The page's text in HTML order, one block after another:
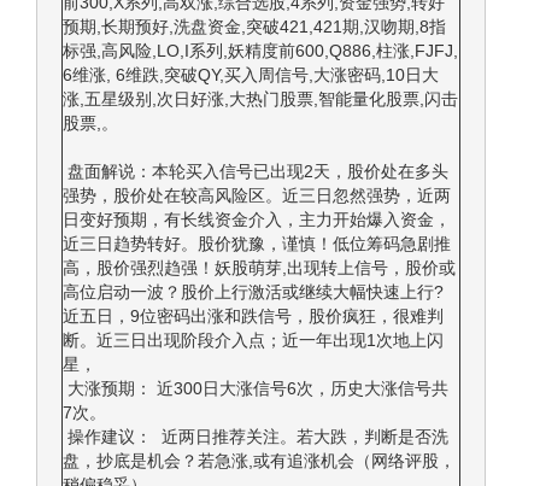
预期,长期预好,洗盘资金,突破421,421期,汉吻期,8指
标强,高风险,LO,I系列,妖精度前600,Q886,柱涨,FJFJ,
6维涨, 6维跌,突破QY,买入周信号,大涨密码,10日大
涨,五星级别,次日好涨,大热门股票,智能量化股票,闪击
股票,。
盘面解说：本轮买入信号已出现2天，股价处在多头
强势，股价处在较高风险区。近三日忽然强势，近两
日变好预期，有长线资金介入，主力开始爆入资金，
近三日趋势转好。股价犹豫，谨慎！低位筹码急剧推
高，股价强烈趋强！妖股萌芽,出现转上信号，股价或
高位启动一波？股价上行激活或继续大幅快速上行?
近五日，9位密码出涨和跌信号，股价疯狂，很难判
断。近三日出现阶段介入点；近一年出现1次地上闪
星，
大涨预期： 近300日大涨信号6次，历史大涨信号共
7次。
操作建议： 近两日推荐关注。若大跌，判断是否洗
盘，抄底是机会？若急涨,或有追涨机会（网络评股，